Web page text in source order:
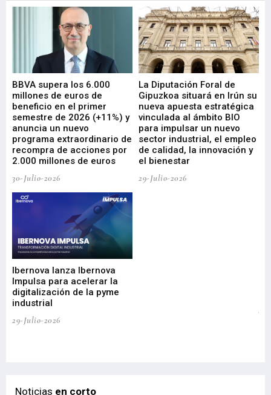
BBVA supera los 6.000
millones de euros de
beneficio en el primer
semestre de 2026 (+11%) y
anuncia un nuevo
programa extraordinario de
recompra de acciones por
2.000 millones de euros
30-Julio-2026
La Diputación Foral de
Gipuzkoa situará en Irún su
nueva apuesta estratégica
vinculada al ámbito BIO
para impulsar un nuevo
sector industrial, el empleo
de calidad, la innovación y
el bienestar
29-Julio-2026
Ibernova lanza Ibernova
Impulsa para acelerar la
digitalización de la pyme
industrial
29-Julio-2026
Noticias en corto